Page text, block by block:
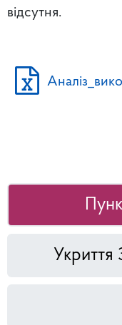
відсутня.
Укриття